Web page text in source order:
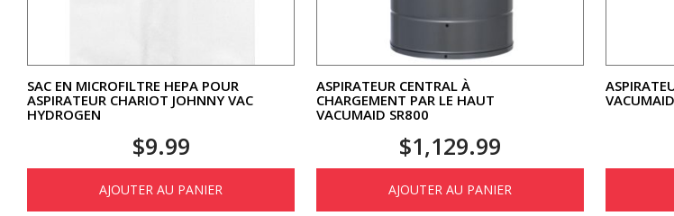
SAC EN MICROFILTRE HEPA POUR
ASPIRATEUR CHARIOT JOHNNY VAC
HYDROGEN
$9.99
AJOUTER AU PANIER
ASPIRATEUR CENTRAL À
CHARGEMENT PAR LE HAUT
VACUMAID SR800
$1,129.99
AJOUTER AU PANIER